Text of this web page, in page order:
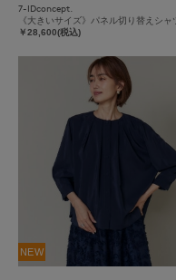
7-IDconcept.
《大きいサイズ》パネル切り替えシャ
￥28,600(税込)
NEW